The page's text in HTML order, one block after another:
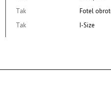
Tak
Tak
Fotel
I-Size